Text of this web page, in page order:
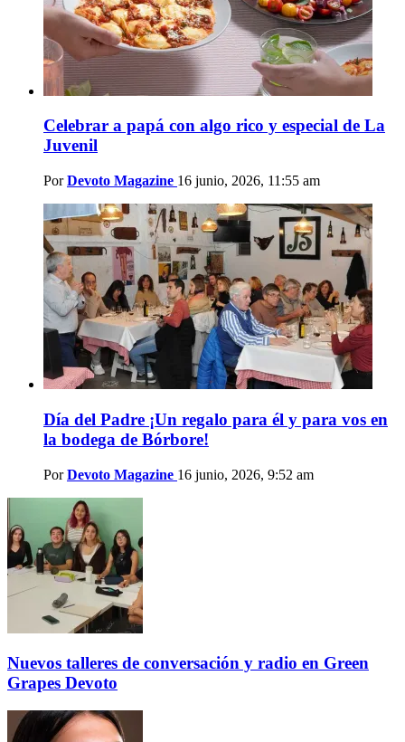
Celebrar a papá con algo rico y especial de La
Juvenil
Por Devoto Magazine 16 junio, 2026, 11:55 am
Día del Padre ¡Un regalo para él y para vos en
la bodega de Bórbore!
Por Devoto Magazine 16 junio, 2026, 9:52 am
Nuevos talleres de conversación y radio en Green
Grapes Devoto